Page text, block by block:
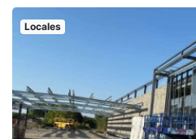
Locales